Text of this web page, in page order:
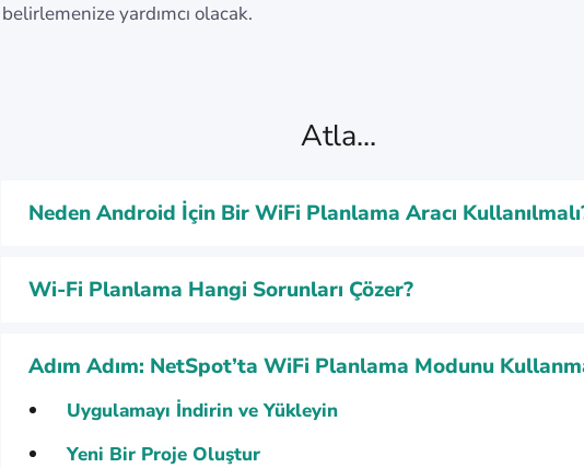
belirlemenize yardımcı olacak.
Atla...
Neden Android İçin Bir WiFi Planlama Aracı
Wi-Fi Planlama Hangi Sorunları Çözer?
Adım Adım: NetSpot’ta WiFi Planlama Modunu
Uygulamayı İndirin ve Yükleyin
Yeni Bir Proje Oluştur